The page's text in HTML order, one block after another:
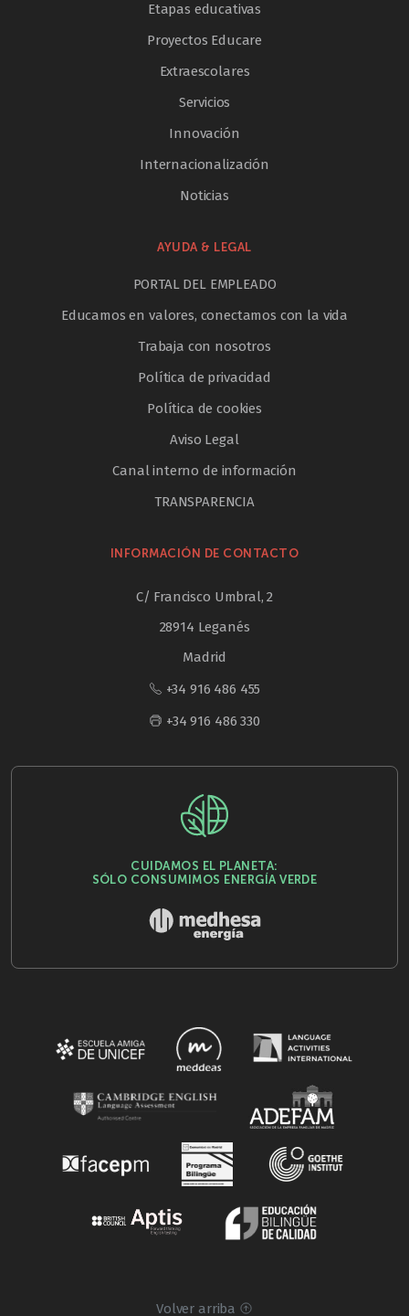
Etapas educativas
Proyectos Educare
Extraescolares
Servicios
Innovación
Internacionalización
Noticias
AYUDA & LEGAL
PORTAL DEL EMPLEADO
Educamos en valores, conectamos con la vida
Trabaja con nosotros
Política de privacidad
Política de cookies
Aviso Legal
Canal interno de información
TRANSPARENCIA
INFORMACIÓN DE CONTACTO
C/ Francisco Umbral, 2
28914 Leganés
Madrid
+34 916 486 455
+34 916 486 330
CUIDAMOS EL PLANETA:
SÓLO CONSUMIMOS ENERGÍA VERDE
Volver arriba